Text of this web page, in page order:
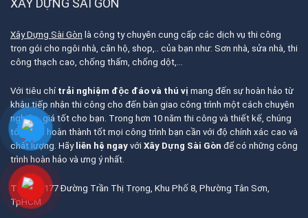
XÂY DỰNG SÀI GÒN
Xây Dựng Sài Gòn là công ty chuyên cung cấp các dịch vụ thi công
trọn gói cho ngôi nhà, căn hộ, shop,.. của bạn như: Sơn nhà, sửa nhà, thi
công thạch cao, chống thấm, chống dột,…
Với tiêu chí trải nghiệm độc đáo và thú vị mang đến sự hoàn hảo từ
khâu tiếp nhận thi công cho đến bàn giao công trình một cách chuyên
nghiệp, giá tốt cho bạn. Trong hơn 10 năm thi công và thiết kế, chúng
tôi tự tin hoàn thành tốt mọi công trình bạn cần với độ chính xác cao và
chất lượng. Hãy liên hệ ngay với Xây Dựng Sài Gòn để có những công
trình hoàn hảo và ưng ý nhất.
Trụ Sở: 177 Đường Trần Thị Trọng, Khu Phố 8, Phường Tân Sơn,
TpHCM